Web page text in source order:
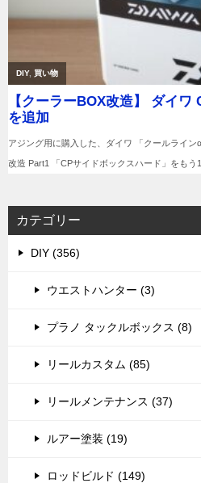
カテゴリー
DIY (356)
ウエストハンター (3)
プラノ タックルボックス (8)
リールカスタム (85)
リールメンテナンス (37)
ルアー塗装 (19)
ロッドビルド (149)